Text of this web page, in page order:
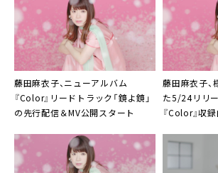
藤田麻衣子、ニューアルバム
『Color』リードトラック「鏡よ鏡」
の先行配信＆MV公開スタート
藤田麻衣子
た5/24リリ
『Color』収